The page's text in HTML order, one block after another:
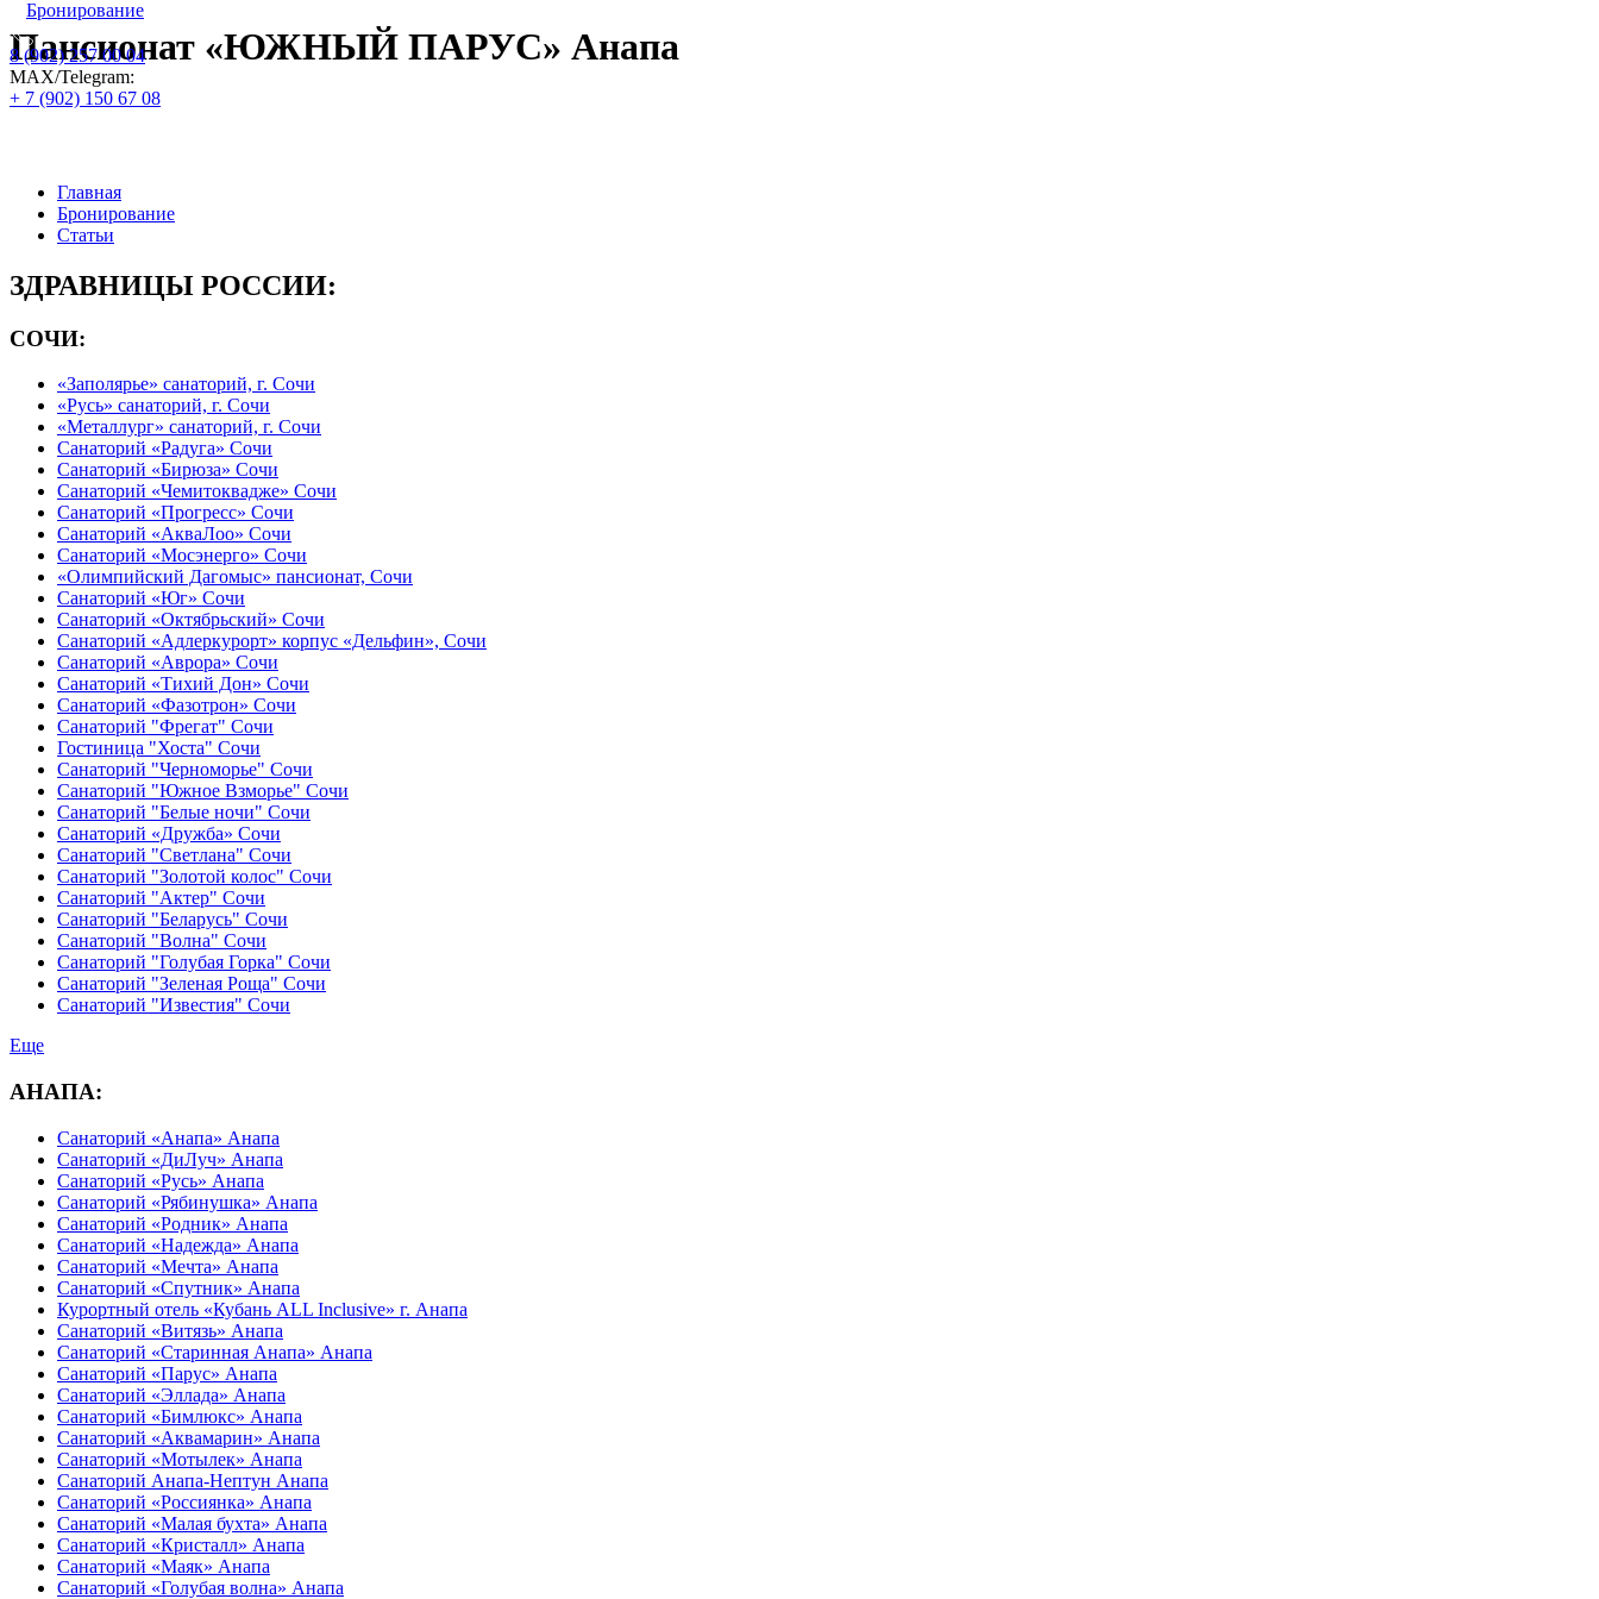
Бронирование
8 (902) 257 00 04
МАХ/Telegram:
+ 7 (902) 150 67 08
Пансионат «ЮЖНЫЙ ПАРУС» Анапа
Главная
Бронирование
Статьи
ЗДРАВНИЦЫ РОССИИ:
СОЧИ:
«Заполярье» санаторий, г. Сочи
«Русь» санаторий, г. Сочи
«Металлург» санаторий, г. Сочи
Санаторий «Радуга» Сочи
Санаторий «Бирюза» Сочи
Санаторий «Чемитоквадже» Сочи
Санаторий «Прогресс» Сочи
Санаторий «АкваЛоо» Сочи
Санаторий «Мосэнерго» Сочи
«Олимпийский Дагомыс» пансионат, Сочи
Санаторий «Юг» Сочи
Санаторий «Октябрьский» Сочи
Санаторий «Адлеркурорт» корпус «Дельфин», Сочи
Санаторий «Аврора» Сочи
Санаторий «Тихий Дон» Сочи
Санаторий «Фазотрон» Сочи
Санаторий "Фрегат" Сочи
Гостиница "Хоста" Сочи
Санаторий "Черноморье" Сочи
Санаторий "Южное Взморье" Сочи
Санаторий "Белые ночи" Сочи
Санаторий «Дружба» Сочи
Санаторий "Светлана" Сочи
Санаторий "Золотой колос" Сочи
Санаторий "Актер" Сочи
Санаторий "Беларусь" Сочи
Санаторий "Волна" Сочи
Санаторий "Голубая Горка" Сочи
Санаторий "Зеленая Роща" Сочи
Санаторий "Известия" Сочи
Еще
АНАПА:
Санаторий «Анапа» Анапа
Санаторий «ДиЛуч» Анапа
Санаторий «Русь» Анапа
Санаторий «Рябинушка» Анапа
Санаторий «Родник» Анапа
Санаторий «Надежда» Анапа
Санаторий «Мечта» Анапа
Санаторий «Спутник» Анапа
Курортный отель «Кубань ALL Inclusive» г. Анапа
Санаторий «Витязь» Анапа
Санаторий «Старинная Анапа» Анапа
Санаторий «Парус» Анапа
Санаторий «Эллада» Анапа
Санаторий «Бимлюкс» Анапа
Санаторий «Аквамарин» Анапа
Санаторий «Мотылек» Анапа
Санаторий Анапа-Нептун Анапа
Санаторий «Россиянка» Анапа
Санаторий «Малая бухта» Анапа
Санаторий «Кристалл» Анапа
Санаторий «Маяк» Анапа
Санаторий «Голубая волна» Анапа